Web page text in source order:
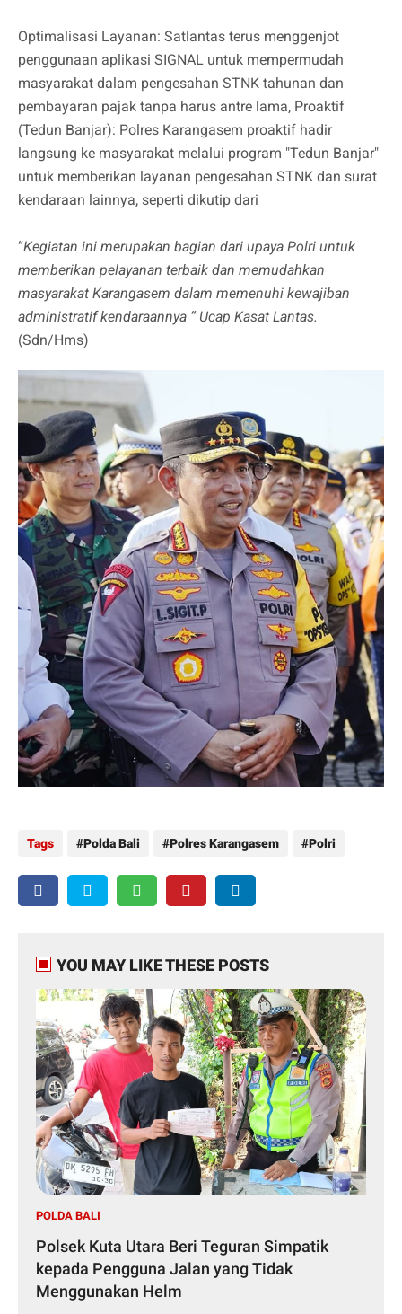
Optimalisasi Layanan: Satlantas terus menggenjot
penggunaan aplikasi SIGNAL untuk mempermudah
masyarakat dalam pengesahan STNK tahunan dan
pembayaran pajak tanpa harus antre lama, Proaktif
(Tedun Banjar): Polres Karangasem proaktif hadir
langsung ke masyarakat melalui program "Tedun Banjar"
untuk memberikan layanan pengesahan STNK dan surat
kendaraan lainnya, seperti dikutip dari
“Kegiatan ini merupakan bagian dari upaya Polri untuk
memberikan pelayanan terbaik dan memudahkan
masyarakat Karangasem dalam memenuhi kewajiban
administratif kendaraannya “ Ucap Kasat Lantas.
(Sdn/Hms)
Tags Polda Bali Polres Karangasem Polri
YOU MAY LIKE THESE POSTS
POLDA BALI
Polsek Kuta Utara Beri Teguran Simpatik
kepada Pengguna Jalan yang Tidak
Menggunakan Helm